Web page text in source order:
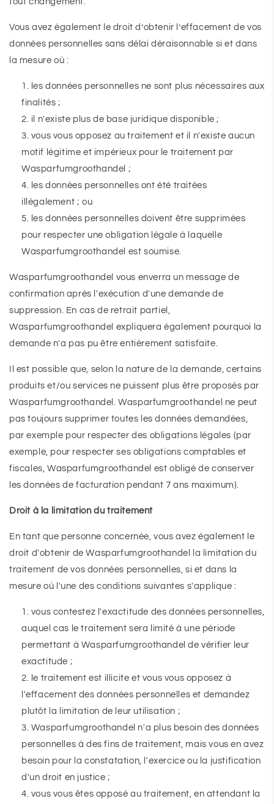
Vous avez également le droit d’obtenir l’effacement de vos
données personnelles sans délai déraisonnable si et dans
la mesure où :
les données personnelles ne sont plus nécessaires aux
finalités ;
il n'existe plus de base juridique disponible ;
vous vous opposez au traitement et il n'existe aucun
motif légitime et impérieux pour le traitement par
Wasparfumgroothandel ;
les données personnelles ont été traitées
illégalement ; ou
les données personnelles doivent être supprimées
pour respecter une obligation légale à laquelle
Wasparfumgroothandel est soumise.
Wasparfumgroothandel vous enverra un message de
confirmation après l'exécution d'une demande de
suppression. En cas de retrait partiel,
Wasparfumgroothandel expliquera également pourquoi la
demande n'a pas pu être entièrement satisfaite.
Il est possible que, selon la nature de la demande, certains
produits et/ou services ne puissent plus être proposés par
Wasparfumgroothandel. Wasparfumgroothandel ne peut
pas toujours supprimer toutes les données demandées,
par exemple pour respecter des obligations légales (par
exemple, pour respecter ses obligations comptables et
fiscales, Wasparfumgroothandel est obligé de conserver
les données de facturation pendant 7 ans maximum).
Droit à la limitation du traitement
En tant que personne concernée, vous avez également le
droit d'obtenir de Wasparfumgroothandel la limitation du
traitement de vos données personnelles, si et dans la
mesure où l'une des conditions suivantes s'applique :
vous contestez l'exactitude des données personnelles,
auquel cas le traitement sera limité à une période
permettant à Wasparfumgroothandel de vérifier leur
exactitude ;
le traitement est illicite et vous vous opposez à
l'effacement des données personnelles et demandez
plutôt la limitation de leur utilisation ;
Wasparfumgroothandel n'a plus besoin des données
personnelles à des fins de traitement, mais vous en avez
besoin pour la constatation, l'exercice ou la justification
d'un droit en justice ;
vous vous êtes opposé au traitement, en attendant la